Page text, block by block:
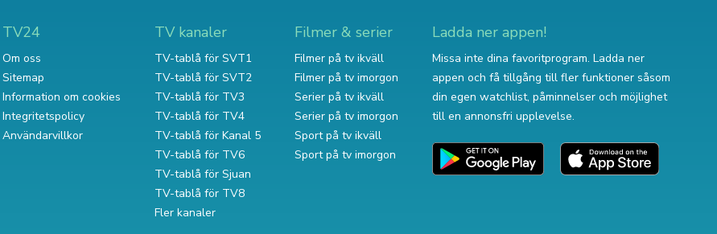
TV24
Om oss
Sitemap
Information om cookies
Integritetspolicy
Användarvillkor
TV kanaler
TV-tablå för SVT1
TV-tablå för SVT2
TV-tablå för TV3
TV-tablå för TV4
TV-tablå för Kanal 5
TV-tablå för TV6
TV-tablå för Sjuan
TV-tablå för TV8
Fler kanaler
Filmer & serier
Filmer på tv ikväll
Filmer på tv imorgon
Serier på tv ikväll
Serier på tv imorgon
Sport på tv ikväll
Sport på tv imorgon
Ladda ner appen!
Missa inte dina favoritprogram. Ladda ner
appen och få tillgång till fler funktioner såsom
din egen watchlist, påminnelser och möjlighet
till en annonsfri upplevelse.